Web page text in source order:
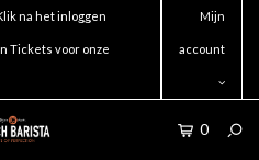
na het inloggen
Tickets voor onze
Mijn
account
0